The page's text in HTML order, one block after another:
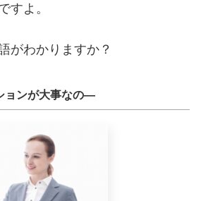
すよ。
がわかりますか？
ョンが大事なの―